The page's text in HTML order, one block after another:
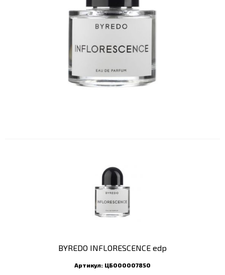
BYREDO INFLORESCENCE edp
Артикул: ЦБ000007850